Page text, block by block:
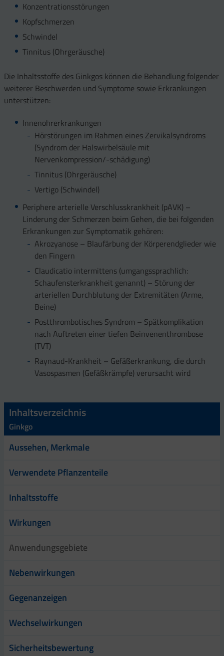
Konzentrationsstörungen
Kopfschmerzen
Schwindel
Tinnitus (Ohrgeräusche)
Die Inhaltsstoffe des Ginkgos können die Behandlung folgender
weiterer Beschwerden und Symptome sowie Erkrankungen
unterstützen:
Innenohrerkrankungen
Hörstörungen im Rahmen eines Zervikalsyndroms
(Syndrom der Halswirbelsäule mit
Nervenkompression/-schädigung)
Tinnitus (Ohrgeräusche)
Vertigo (Schwindel)
Periphere arterielle Verschlusskrankheit (pAVK) –
Linderung der Schmerzen beim Gehen, die bei folgenden
Erkrankungen zur Symptomatik gehören:
Akrozyanose – Blaufärbung der Körperendglieder wie
den Fingern
Claudicatio intermittens (umgangssprachlich:
Schaufensterkrankheit genannt) – Störung der
arteriellen Durchblutung der Extremitäten (Arme,
Beine)
Postthrombotisches Syndrom – Spätkomplikation
nach Auftreten einer tiefen Beinvenenthrombose
(TVT)
Raynaud-Krankheit – Gefäßerkrankung, die durch
Vasospasmen (Gefäßkrämpfe) verursacht wird
Inhaltsverzeichnis
Ginkgo
Aussehen, Merkmale
Verwendete Pflanzenteile
Inhaltsstoffe
Wirkungen
Anwendungsgebiete
Nebenwirkungen
Gegenanzeigen
Wechselwirkungen
Sicherheitsbewertung